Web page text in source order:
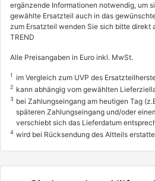
0600892, 0603384
VW
66 / 90
11/1991 - 08/1997
0600927
VW
GOLF III Cabriolet
1.8
ergänzende Informationen notwendig, um
gewählte Ersatzteil auch in das
zum Ersatzteil wenden Sie sich bitte direkt
TREND
Alle Preisangaben in Euro inkl. MwSt.
1 im Vergleich zum UVP des
2 kann abhängig vom gewählten
3 bei Zahlungseingang am heutigen Tag
späteren Zahlungseingang und/oder
verschiebt sich das Lieferdatum
4 wird bei Rücksendung des Altteils